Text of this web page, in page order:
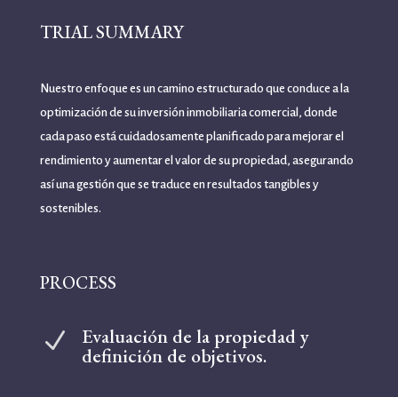
TRIAL SUMMARY
Nuestro enfoque es un camino estructurado que conduce a la
optimización de su inversión inmobiliaria comercial, donde
cada paso está cuidadosamente planificado para mejorar el
rendimiento y aumentar el valor de su propiedad, asegurando
así una gestión que se traduce en resultados tangibles y
sostenibles.
PROCESS
N Evaluación de la propiedad y
definición de objetivos.